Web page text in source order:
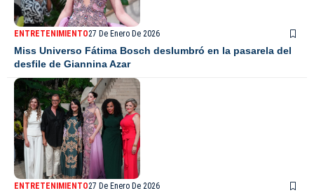
ENTRETENIMIENTO27 De Enero De 2026
Miss Universo Fátima Bosch deslumbró en la pasarela del
desfile de Giannina Azar
ENTRETENIMIENTO27 De Enero De 2026